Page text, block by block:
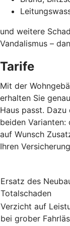
und weitere
Vandalismus –
Tarife
Mit der
erhalten Sie
Haus passt.
beiden
auf Wunsch
Ihren
Ersatz des
Totalschaden
Verzicht auf
bei grober